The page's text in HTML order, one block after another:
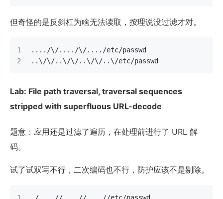
但奇怪的是反斜杠为啥无法读取，按理说没过滤才对。
..../\/..../\/..../etc/passwd
..\/\/..\/\/..\/\/..\/etc/passwd
Lab: File path traversal, traversal sequences
stripped with superfluous URL-decode
题意：应用还是过滤了遍历，在处理前进行了 URL 解
码。
试了试双写不行，二次编码也不行，防护应该不是剔除。